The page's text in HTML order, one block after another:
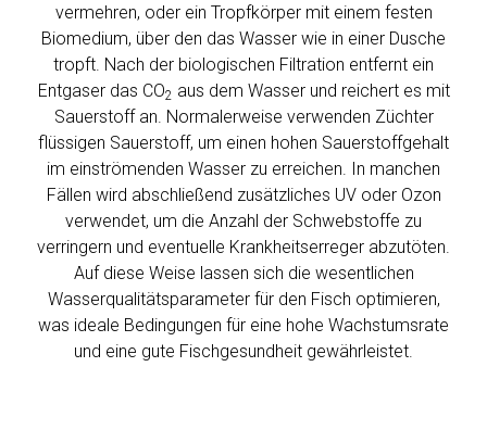
vermehren, oder ein Tropfkörper mit einem festen
Biomedium, über den das Wasser wie in einer Dusche
tropft. Nach der biologischen Filtration entfernt ein
Entgaser das CO2 aus dem Wasser und reichert es mit
Sauerstoff an. Normalerweise verwenden Züchter
flüssigen Sauerstoff, um einen hohen Sauerstoffgehalt
im einströmenden Wasser zu erreichen. In manchen
Fällen wird abschließend zusätzliches UV oder Ozon
verwendet, um die Anzahl der Schwebstoffe zu
verringern und eventuelle Krankheitserreger abzutöten.
Auf diese Weise lassen sich die wesentlichen
Wasserqualitätsparameter für den Fisch optimieren,
was ideale Bedingungen für eine hohe Wachstumsrate
und eine gute Fischgesundheit gewährleistet.